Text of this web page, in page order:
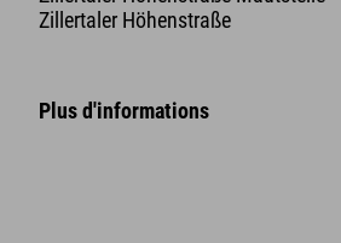
Zillertaler Höhenstraße
Plus d'informations